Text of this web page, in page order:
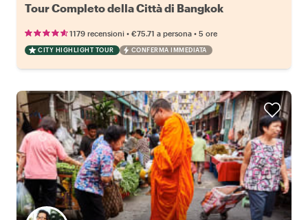
Tour Completo della Città di Bangkok
1179 recensioni • €75.71 a persona • 5 ore
CITY HIGHLIGHT TOUR CONFERMA IMMEDIATA